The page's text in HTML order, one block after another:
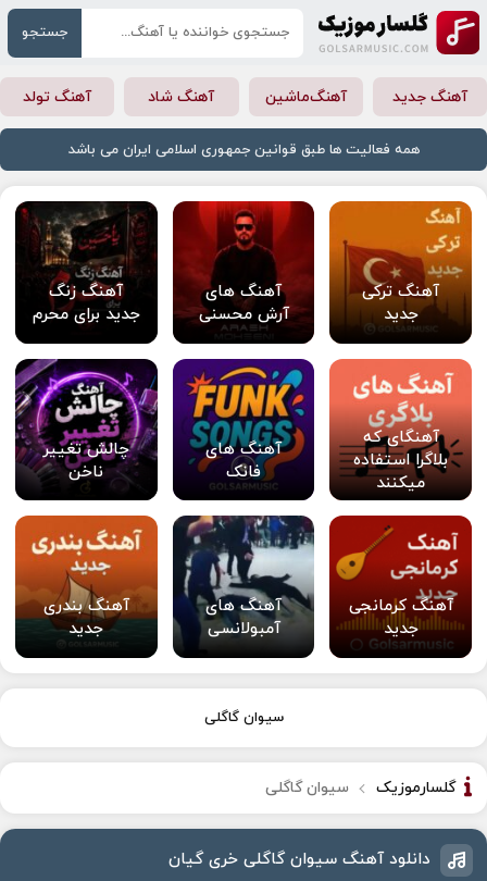
جستجو
آهنگ جدید آهنگ‌ماشین آهنگ شاد آهنگ تولد
همه فعالیت ها طبق قوانین جمهوری اسلامی ایران می باشد
آهنگ ترکی
جدید
آهنگ های
آرش محسنی
آهنگ زنگ
جدید برای محرم
آهنگای که
بلاگرا استفاده
میکنند
آهنگ های
فانک
چالش تغییر
ناخن
آهنگ کرمانجی
جدید
آهنگ های
آمبولانسی
آهنگ بندری
جدید
سیوان گاگلی
گلسارموزیک سیوان گاگلی
دانلود آهنگ سیوان گاگلی خری گیان